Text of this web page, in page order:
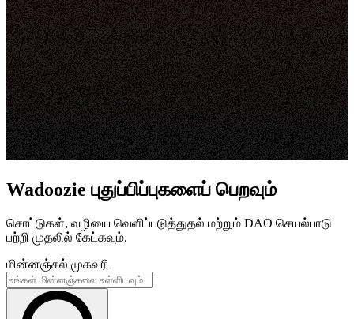
Wadoozie புதுப்பிப்புகளைப் பெறவும்
சொட்டுகள், வழியை வெளிப்படுத்துதல் மற்றும் DAO செயல்பாடு
பற்றி முதலில் கேட்கவும்.
மின்னஞ்சல் முகவரி